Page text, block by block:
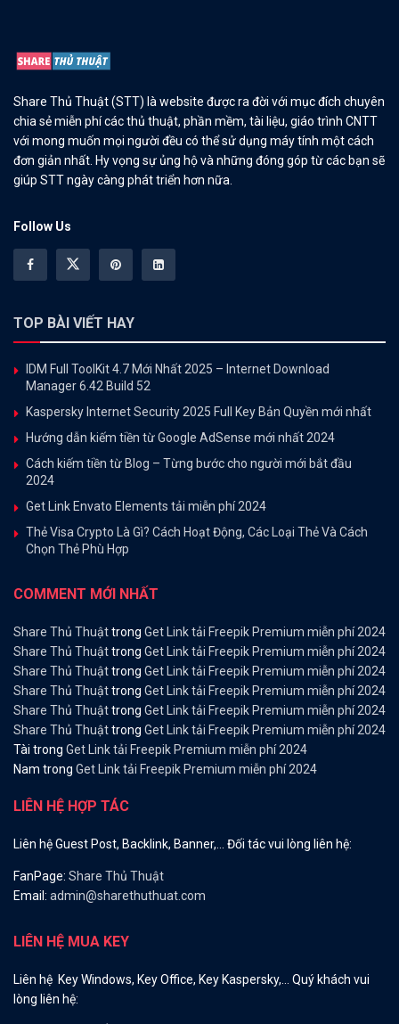
Share Thủ Thuật (STT) là website được ra đời với mục đích chuyên
chia sẻ miễn phí các thủ thuật, phần mềm, tài liệu, giáo trình CNTT
với mong muốn mọi người đều có thể sử dụng máy tính một cách
đơn giản nhất. Hy vọng sự ủng hộ và những đóng góp từ các bạn sẽ
giúp STT ngày càng phát triển hơn nữa.
Follow Us
TOP BÀI VIẾT HAY
IDM Full ToolKit 4.7 Mới Nhất 2025 – Internet Download
Manager 6.42 Build 52
Kaspersky Internet Security 2025 Full Key Bản Quyền mới nhất
Hướng dẫn kiếm tiền từ Google AdSense mới nhất 2024
Cách kiếm tiền từ Blog – Từng bước cho người mới bắt đầu
2024
Get Link Envato Elements tải miễn phí 2024
Thẻ Visa Crypto Là Gì? Cách Hoạt Động, Các Loại Thẻ Và Cách
Chọn Thẻ Phù Hợp
COMMENT MỚI NHẤT
Share Thủ Thuậttrong Get Link tải Freepik Premium miễn phí 2024
Share Thủ Thuậttrong Get Link tải Freepik Premium miễn phí 2024
Share Thủ Thuậttrong Get Link tải Freepik Premium miễn phí 2024
Share Thủ Thuậttrong Get Link tải Freepik Premium miễn phí 2024
Share Thủ Thuậttrong Get Link tải Freepik Premium miễn phí 2024
Share Thủ Thuậttrong Get Link tải Freepik Premium miễn phí 2024
Tài trong Get Link tải Freepik Premium miễn phí 2024
Nam trong Get Link tải Freepik Premium miễn phí 2024
LIÊN HỆ HỢP TÁC
Liên hệ Guest Post, Backlink, Banner,… Đối tác vui lòng liên hệ:
FanPage: Share Thủ Thuật
Email: admin@sharethuthuat.com
LIÊN HỆ MUA KEY
Liên hệ Key Windows, Key Office, Key Kaspersky,… Quý khách vui
lòng liên hệ: